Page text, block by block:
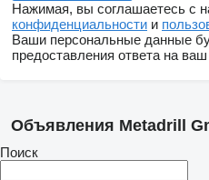
Нажимая, вы соглашаетесь с
конфиденциальности и
Ваши персональные данные
предоставления ответа на ваш
Объявления Metadrill
Поиск